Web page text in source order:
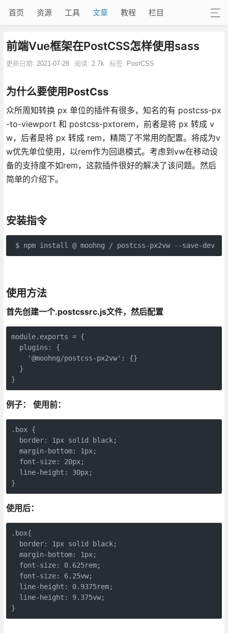
首页 资源 工具 文章 教程 栏目
前端Vue框架在PostCSS怎样使用sass
更新日期: 2021-07-28 阅读: 2.7k 标签: PostCSS
为什么要使用PostCss
众所周知转换 px 单位的插件有很多，知名的有 postcss-px
-to-viewport 和 postcss-pxtorem，前者是将 px 转成 v
w，后者是将 px 转成 rem，精简了不常用的配置。将成为v
w优先单位使用，以rem作为回退模式。考虑到vw在移动设
备的支持度不如rem，这款插件很好的解决了该问题。然后
简单的介绍下。
安装指令
$ npm install @ moohng / postcss-px2vw --save-dev
使用方法
首先创建一个.postcssrc.js文件，然后配置
module.exports = {
  plugins: {
    '@moohng/postcss-px2vw': {}
  }
例子： 使用前：
.box {
  border: 1px solid black;
  margin-bottom: 1px;
  font-size: 20px;
  line-height: 30px;
使用后：
.box{
  border: 1px solid black;
  margin-bottom: 1px;
  font-size: 0.625rem;
  font-size: 6.25vw;
  line-height: 0.9375rem;
  line-height: 9.375vw;
}